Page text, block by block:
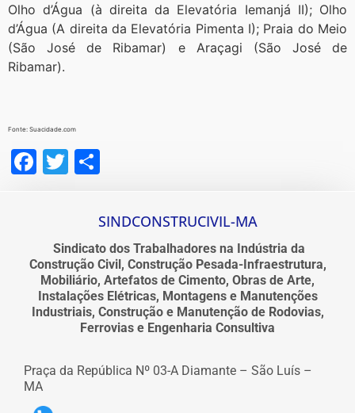
Olho d’Água (à direita da Elevatória Iemanjá II); Olho
d’Água (A direita da Elevatória Pimenta I); Praia do Meio
(São José de Ribamar) e Araçagi (São José de
Ribamar).
Fonte: Suacidade.com
Facebook
Twitter
SINDCONSTRUCIVIL-MA
Sindicato dos Trabalhadores na Indústria da
Construção Civil, Construção Pesada-Infraestrutura,
Mobiliário, Artefatos de Cimento, Obras de Arte,
Instalações Elétricas, Montagens e Manutenções
Industriais, Construção e Manutenção de Rodovias,
Ferrovias e Engenharia Consultiva
Praça da República Nº 03-A Diamante – São Luís –
MA